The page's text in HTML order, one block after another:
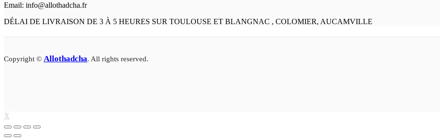
Email: info@allothadcha.fr
DÉLAI DE LIVRAISON DE 3 À 5 HEURES SUR TOULOUSE ET BLANGNAC , COLOMIER, AUCAMVILLE
Copyright © Allothadcha. All rights reserved.
X